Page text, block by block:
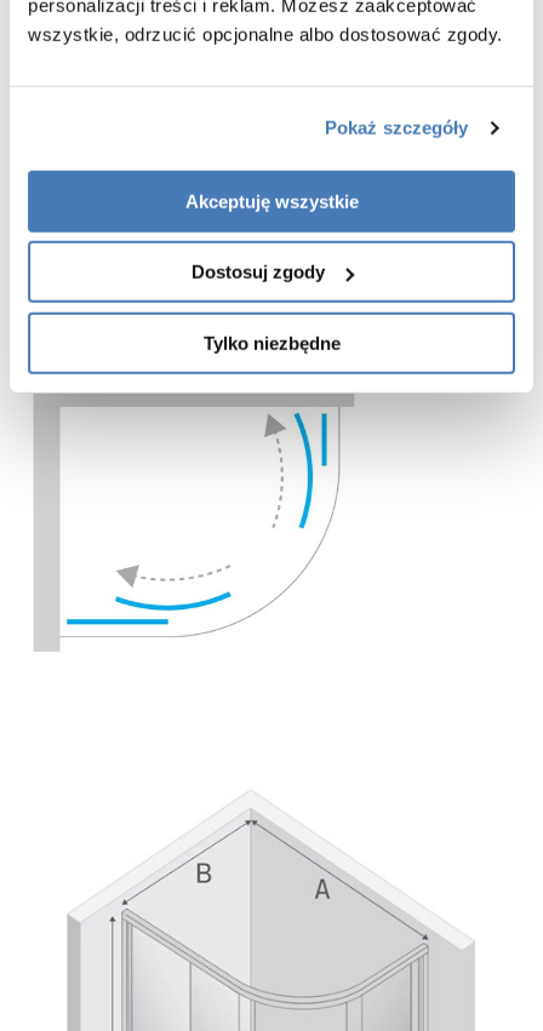
personalizacji treści i reklam. Możesz zaakceptować
wszystkie, odrzucić opcjonalne albo dostosować zgody.
Pokaż szczegóły
Akceptuję wszystkie
Dostosuj zgody
Tylko niezbędne
kabina uniwersalna (prawa/lewa)
bezpieczne szkło hartowane przezroczyste o grubości 6mm
powłoka Active Shield 2.0 ułatwiająca utrzymanie czystości
praktyczny uchwyt drzwi
solidne aluminiowe profile o wysokim połysku